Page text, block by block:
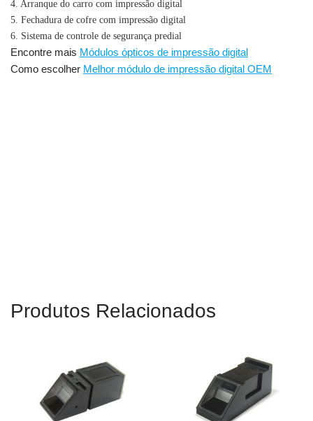
4. Arranque do carro com impressão digital
5. Fechadura de cofre com impressão digital
6. Sistema de controle de segurança predial
Encontre mais Módulos ópticos de impressão digital
Como escolher Melhor módulo de impressão digital OEM
Produtos Relacionados